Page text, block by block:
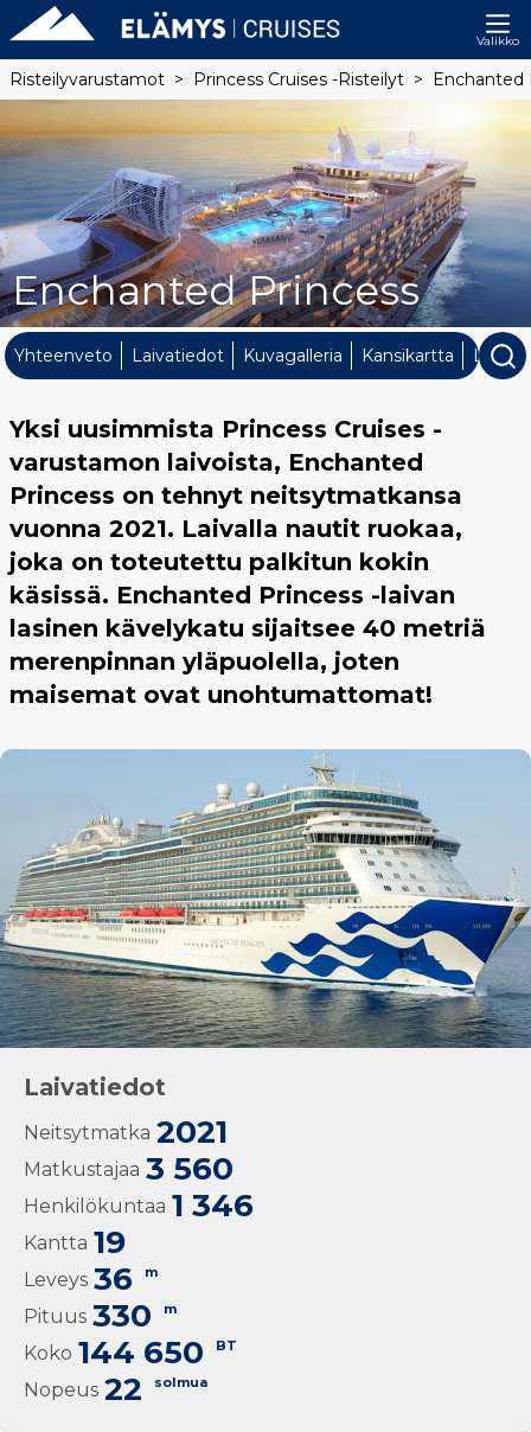
Valikko
Risteilyvarustamot Princess Cruises -risteilyt Enchanted
Enchanted Princess
Yhteenveto Laivatiedot Kuvagalleria Kansikartta
Yksi uusimmista Princess Cruises -
varustamon laivoista, Enchanted
Princess on tehnyt neitsytmatkansa
vuonna 2021. Laivalla nautit ruokaa,
joka on toteutettu palkitun kokin
käsissä. Enchanted Princess -laivan
lasinen kävelykatu sijaitsee 40 metriä
merenpinnan yläpuolella, joten
maisemat ovat unohtumattomat!
Laivatiedot
Neitsytmatka 2021
Matkustajaa 3 560
Henkilökuntaa 1 346
Kantta 19
Leveys 36 m
Pituus 330 m
Koko 144 650 BT
Nopeus 22 solmua